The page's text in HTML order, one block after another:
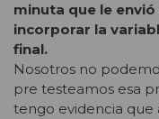
minuta que le envió
incorporar la
final.
Nosotros no
pre testeamos esa
tengo evidencia que